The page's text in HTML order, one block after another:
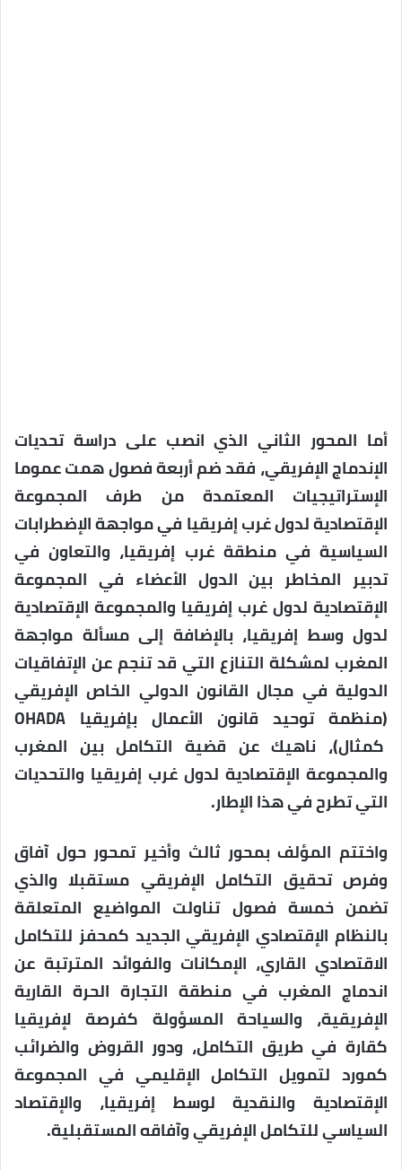
أما المحور الثاني الذي انصب على دراسة تحديات
الإندماج الإفريقي، فقد ضم أربعة فصول همت عموما
الإستراتيجيات المعتمدة من طرف المجموعة
الإقتصادية لدول غرب إفريقيا في مواجهة الإضطرابات
السياسية في منطقة غرب إفريقيا، والتعاون في
تدبير المخاطر بين الدول الأعضاء في المجموعة
الإقتصادية لدول غرب إفريقيا والمجموعة الإقتصادية
لدول وسط إفريقيا، بالإضافة إلى مسألة مواجهة
المغرب لمشكلة التنازع التي قد تنجم عن الإتفاقيات
الدولية في مجال القانون الدولي الخاص الإفريقي
(منظمة توحيد قانون الأعمال بإفريقيا OHADA
كمثال)، ناهيك عن قضية التكامل بين المغرب
والمجموعة الإقتصادية لدول غرب إفريقيا والتحديات
التي تطرح في هذا الإطار.
واختتم المؤلف بمحور ثالث وأخير تمحور حول آفاق
وفرص تحقيق التكامل الإفريقي مستقبلا والذي
تضمن خمسة فصول تناولت المواضيع المتعلقة
بالنظام الإقتصادي الإفريقي الجديد كمحفز للتكامل
الاقتصادي القاري، الإمكانات والفوائد المترتبة عن
اندماج المغرب في منطقة التجارة الحرة القارية
الإفريقية، والسياحة المسؤولة كفرصة لإفريقيا
كقارة في طريق التكامل، ودور القروض والضرائب
كمورد لتمويل التكامل الإقليمي في المجموعة
الإقتصادية والنقدية لوسط إفريقيا، والإقتصاد
السياسي للتكامل اﻹفريقي وآفاقه المستقبلية.